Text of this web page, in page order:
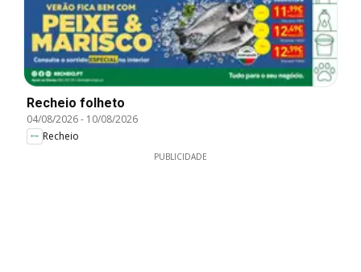
Recheio folheto
04/08/2026- 10/08/2026
Recheio
PUBLICIDADE